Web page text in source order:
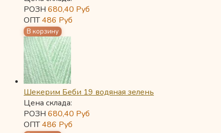
РОЗН 680,40 Руб
ОПТ486 Руб
Шекерим Беби 19 водяная зелень
Цена склада:
РОЗН 680,40 Руб
ОПТ486 Руб